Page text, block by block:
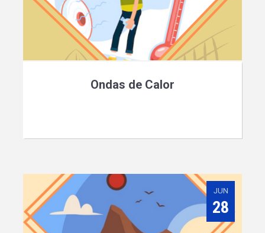
Ondas de Calor
JUN
28